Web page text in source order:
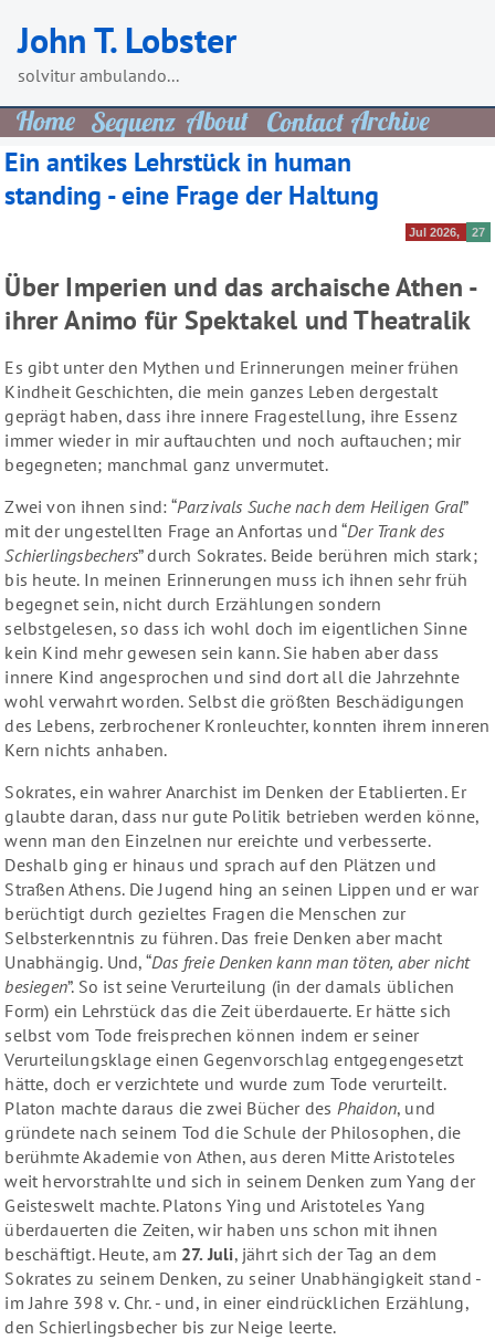
content
John T. Lobster
solvitur ambulando...
Ein antikes Lehrstück in human
standing - eine Frage der Haltung
Jul 2026 27
Über Imperien und das archaische Athen -
ihrer Animo für Spektakel und Theatralik
Es gibt unter den Mythen und Erinnerungen meiner frühen
Kindheit Geschichten, die mein ganzes Leben dergestalt
geprägt haben, dass ihre innere Fragestellung, ihre Essenz
immer wieder in mir auftauchten und noch auftauchen; mir
begegneten; manchmal ganz unvermutet.
Zwei von ihnen sind: “Parzivals Suche nach dem Heiligen Gral”
mit der ungestellten Frage an Anfortas und “Der Trank des
Schierlingsbechers” durch Sokrates. Beide berühren mich stark;
bis heute. In meinen Erinnerungen muss ich ihnen sehr früh
begegnet sein, nicht durch Erzählungen sondern
selbstgelesen, so dass ich wohl doch im eigentlichen Sinne
kein Kind mehr gewesen sein kann. Sie haben aber dass
innere Kind angesprochen und sind dort all die Jahrzehnte
wohl verwahrt worden. Selbst die größten Beschädigungen
des Lebens, zerbrochener Kronleuchter, konnten ihrem inneren
Kern nichts anhaben.
Sokrates, ein wahrer Anarchist im Denken der Etablierten. Er
glaubte daran, dass nur gute Politik betrieben werden könne,
wenn man den Einzelnen nur ereichte und verbesserte.
Deshalb ging er hinaus und sprach auf den Plätzen und
Straßen Athens. Die Jugend hing an seinen Lippen und er war
berüchtigt durch gezieltes Fragen die Menschen zur
Selbsterkenntnis zu führen. Das freie Denken aber macht
Unabhängig. Und, “Das freie Denken kann man töten, aber nicht
besiegen”. So ist seine Verurteilung (in der damals üblichen
Form) ein Lehrstück das die Zeit überdauerte. Er hätte sich
selbst vom Tode freisprechen können indem er seiner
Verurteilungsklage einen Gegenvorschlag entgegengesetzt
hätte, doch er verzichtete und wurde zum Tode verurteilt.
Platon machte daraus die zwei Bücher des Phaidon, und
gründete nach seinem Tod die Schule der Philosophen, die
berühmte Akademie von Athen, aus deren Mitte Aristoteles
weit hervorstrahlte und sich in seinem Denken zum Yang der
Geisteswelt machte. Platons Ying und Aristoteles Yang
überdauerten die Zeiten, wir haben uns schon mit ihnen
beschäftigt. Heute, am 27. Juli, jährt sich der Tag an dem
Sokrates zu seinem Denken, zu seiner Unabhängigkeit stand -
im Jahre 398 v. Chr. - und, in einer eindrücklichen Erzählung,
den Schierlingsbecher bis zur Neige leerte.